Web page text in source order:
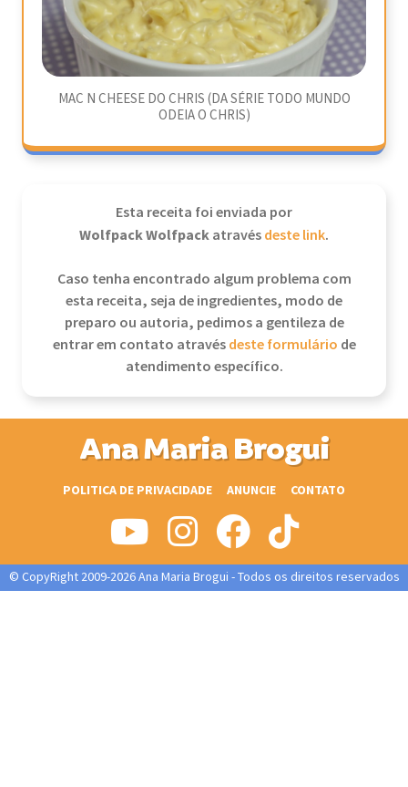
MAC N CHEESE DO CHRIS (DA SÉRIE TODO MUNDO
ODEIA O CHRIS)
Esta receita foi enviada por
Wolfpack Wolfpackatravésdeste link.
Caso tenha encontrado algum problema com
esta receita, seja de ingredientes, modo de
preparo ou autoria, pedimos a gentileza de
entrar em contato atravésdeste formulário de
atendimento específico.
Ana Maria Brogui
POLITICA DE PRIVACIDADE ANUNCIE CONTATO
© CopyRight 2009-2026 Ana Maria Brogui - Todos os direitos reservados